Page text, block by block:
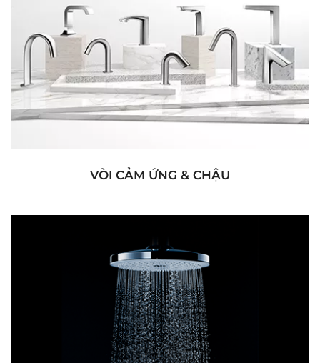
VÒI CẢM ỨNG & CHẬU